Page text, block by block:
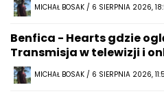
MICHAŁ BOSAK / 6 SIERPNIA 2026,
Benfica - Hearts gdzie
Transmisja w telewizji i
MICHAŁ BOSAK / 6 SIERPNIA 2026,